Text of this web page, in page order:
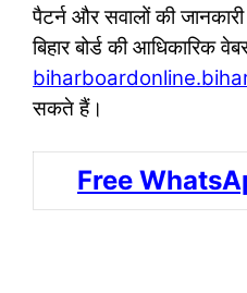
पैटर्न और सवालों की
बिहार बोर्ड की आधिकारिक
सकते हैं​​​​।
Free